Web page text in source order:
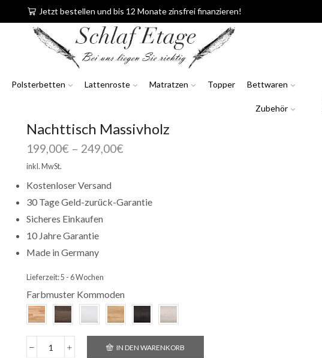
Jetzt bestellen und bis 12 Monate zinsfrei finanzieren!
Polsterbetten Lattenroste Matratzen Topper Bettwaren
Zubehör
Nachttisch Massivholz
199,00€ – 249,00€
inkl. MwSt.
Kostenloser Versand
30 Tage Geld-zurück-Garantie
Sicheres Einkaufen
10 Jahre Garantie
Made in Germany
Lieferzeit:5 - 6 Wochen
Farbmuster Kommoden
Nachttisch
IN DEN WARENKORB